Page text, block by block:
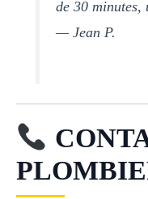
de 30 minutes,
— Jean P.